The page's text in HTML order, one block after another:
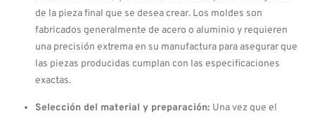
de la pieza final que se desea crear. Los moldes son
fabricados generalmente de acero o aluminio y requieren
una precisión extrema en su manufactura para asegurar que
las piezas producidas cumplan con las especificaciones
exactas.
Selección del material y preparación: Una vez que el